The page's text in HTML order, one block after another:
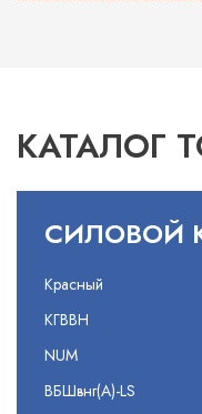
КАТАЛОГ
СИЛОВОЙ
Красный
КГВВН
NUM
ВБШвнг(А)-LS